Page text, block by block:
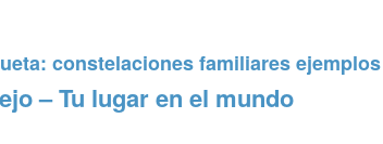
constelaciones familiares ejemplos
– Tu lugar en el mundo